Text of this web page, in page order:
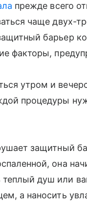
прежде всего
чаще двух-
барьер
факторы,
утром и
процедуры
защитный
она
душ или
а наносить